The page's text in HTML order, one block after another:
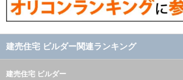
建売住宅 ビルダー関連ランキング
建売住宅 ビルダー